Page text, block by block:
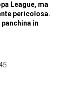
League, ma
pericolosa.
in